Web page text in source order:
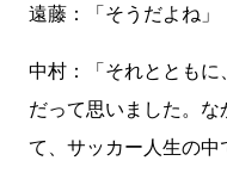
遠藤：「そうだよね」
中村：「それととも
だって思いました。
て、サッカー人生の